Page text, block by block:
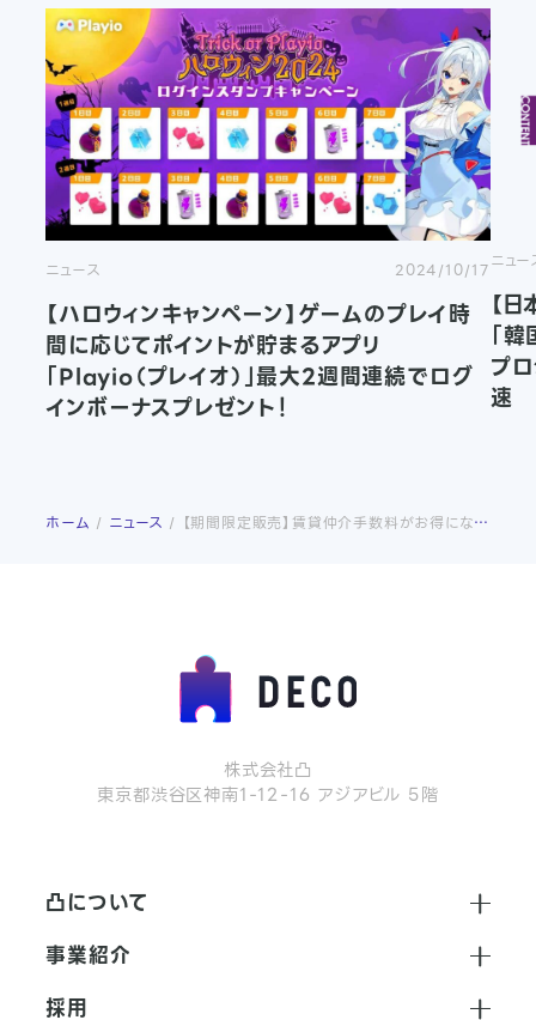
ニュース 2024/10/17
【ハロウィンキャンペーン】ゲームのプレイ時
間に応じてポイントが貯まるアプリ
「Playio（プレイオ）」最大2週間連続でログ
インボーナスプレゼント！
ニュー
【
「
プ
速
ホーム ニュース 【期間限定販売】賃貸仲介手数料がお得になるNFT「サクラノスマイ」が再登場！
株式会社凸
東京都渋谷区神南1-12-16 アジアビル 5階
凸について
会社紹介
事業紹介
広告・マーケティング事業
採用